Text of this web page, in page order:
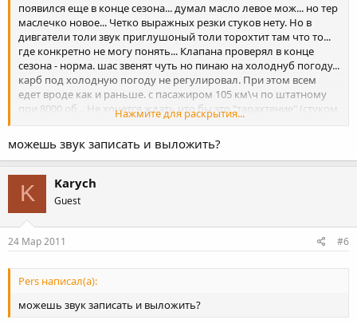
появился еще в конце сезона... думал масло левое мож... но тер
маслечко новое... Четко выражных резки стуков нету. Но в
дивгатели толи звук приглушоный толи торохтит там что то...
где конкретно не могу понять... Клапана проверял в конце
сезона - норма. шас звенят чуть но пинаю на холоднуб погоду...
карб под холодную погоду не регулировал. При этом всем
едет вроде как и раньше. с пасажиром 105 км\ч по штатному
при 8000 об... Не хочется ждать что бы это "тарахтение" (стуком
назвать не могу) боком вылезло а предотвратить. но куда
Нажмите для раскрытия...
можешь звук записать и выложить?
K Karych
Guest
24 Мар 2011 #6
Pers написал(а):
можешь звук записать и выложить?